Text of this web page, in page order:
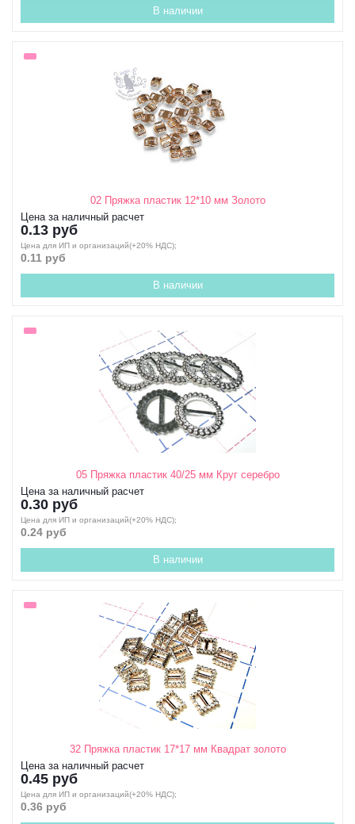
В наличии
02 Пряжка пластик 12*10 мм Золото
Цена за наличный расчет
0.13 руб
Цена для ИП и организаций(+20% НДС);
0.11 руб
В наличии
05 Пряжка пластик 40/25 мм Круг серебро
Цена за наличный расчет
0.30 руб
Цена для ИП и организаций(+20% НДС);
0.24 руб
В наличии
32 Пряжка пластик 17*17 мм Квадрат золото
Цена за наличный расчет
0.45 руб
Цена для ИП и организаций(+20% НДС);
0.36 руб